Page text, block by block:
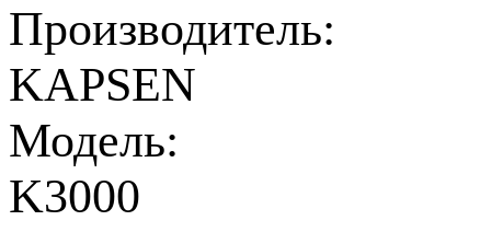
Производитель:
KAPSEN
Модель:
K3000